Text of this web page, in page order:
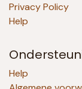
Privacy Policy
Help
Help